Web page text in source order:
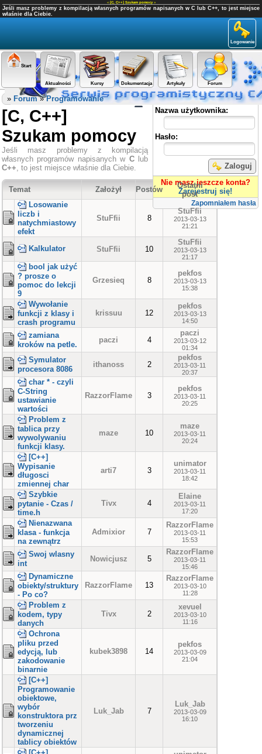
« [C, C++] Szukam pomocy»
Jeśli masz problemy z kompilacją własnych programów napisanych w C lub C++, to jest miejsce
właśnie dla Ciebie.
Logowanie
Start
Aktualności Kursy Dokumentacja Artykuły Forum
Panel użytkownika
Nazwa użytkownika:
Hasło:
Zaloguj
Nie masz jeszcze konta?
Zarejestruj się!
Zapomniałem hasła
» Forum»Programowanie
[C, C++]
Szukam pomocy
Jeśli masz problemy z kompilacją
własnych programów napisanych w Club
C++, to jest miejsce właśnie dla Ciebie.
Temat Założył Postów
Ostatni
post
Losowanie
liczb i
natychmiastowy
efekt
StuFfii 8
StuFfii
2013-03-13
21:21
Kalkulator StuFfii 10
StuFfii
2013-03-13
21:17
bool jak użyć
? prosze o
pomoc do lekcji
9
Grzesieq 8
pekfos
2013-03-13
15:38
Wywołanie
funkcji z klasy i
crash programu
krissuu 12
pekfos
2013-03-13
14:50
zamiana
kroków na petle.
paczi 4
paczi
2013-03-12
01:34
Symulator
procesora 8086
ithanoss 2
pekfos
2013-03-11
20:37
char * - czyli
C-String
ustawianie
wartości
RazzorFlame 3
pekfos
2013-03-11
20:25
Problem z
tablica przy
wywolywaniu
funkcji klasy.
maze 10
maze
2013-03-11
20:24
[C++]
Wypisanie
długosci
zmiennej char
arti7 3
unimator
2013-03-11
18:42
Szybkie
pytanie - Czas /
time.h
Tivx 4
Elaine
2013-03-11
17:20
Nienazwana
klasa - funkcja
na zewnątrz
Admixior 7
RazzorFlame
2013-03-11
15:53
Swoj wlasny
int
Nowicjusz 5
RazzorFlame
2013-03-11
15:46
Dynamiczne
obiekty/struktury
- Po co?
RazzorFlame 13
RazzorFlame
2013-03-10
11:28
Problem z
kodem, typy
danych
Tivx 2
xevuel
2013-03-10
11:16
Ochrona
pliku przed
edycją, lub
zakodowanie
binarnie
kubek3898 14
pekfos
2013-03-09
21:04
[C++]
Programowanie
obiektowe,
wybór
konstruktora prz
tworzeniu
dynamicznej
tablicy obiektów
Luk_Jab 7
Luk_Jab
2013-03-09
16:10